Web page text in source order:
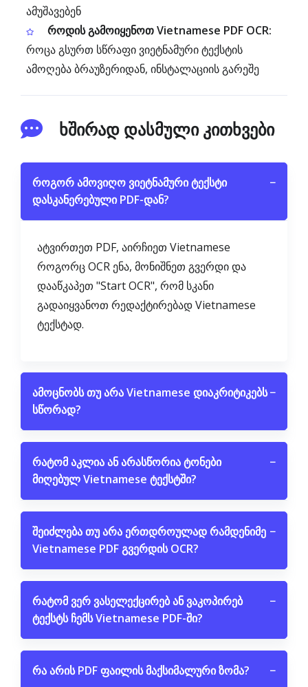
ამუშავებენ
როდის გამოიყენოთ Vietnamese PDF OCR:
როცა გსურთ სწრაფი ვიეტნამური ტექსტის
ამოღება ბრაუზერიდან, ინსტალაციის გარეშე
ხშირად დასმული კითხვები
როგორ ამოვიღო ვიეტნამური ტექსტი
დასკანერებული PDF-დან?
−
ატვირთეთ PDF, აირჩიეთ Vietnamese
როგორც OCR ენა, მონიშნეთ გვერდი და
დააწკაპეთ "Start OCR", რომ სკანი
გადაიყვანოთ რედაქტირებად Vietnamese
ტექსტად.
ამოცნობს თუ არა Vietnamese დიაკრიტიკებს
სწორად?
−
რატომ აკლია ან არასწორია ტონები
მიღებულ Vietnamese ტექსტში?
−
შეიძლება თუ არა ერთდროულად რამდენიმე
Vietnamese PDF გვერდის OCR?
−
რატომ ვერ ვასელექცირებ ან ვაკოპირებ
ტექსტს ჩემს Vietnamese PDF-ში?
−
რა არის PDF ფაილის მაქსიმალური ზომა? −